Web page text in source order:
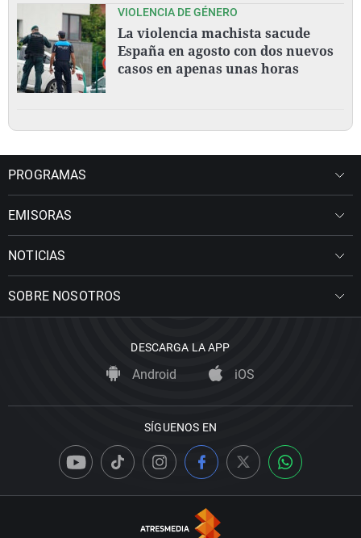
VIOLENCIA DE GÉNERO
La violencia machista sacude
España en agosto con dos nuevos
casos en apenas unas horas
PROGRAMAS
EMISORAS
NOTICIAS
SOBRE NOSOTROS
DESCARGA LA APP
Android iOS
SÍGUENOS EN